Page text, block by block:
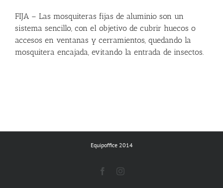
FIJA – Las mosquiteras fijas de aluminio son un
sistema sencillo, con el objetivo de cubrir huecos o
accesos en ventanas y cerramientos, quedando la
mosquitera encajada, evitando la entrada de insectos.
Equipoffice 2014
FacebookInstagram